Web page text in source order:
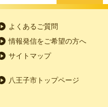
よくあるご質問
情報発信をご希望の方へ
サイトマップ
八王子市トップページ